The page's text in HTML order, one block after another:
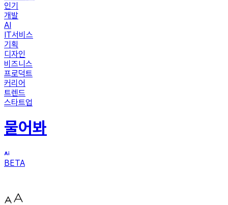
인기
개발
AI
IT서비스
기획
디자인
비즈니스
프로덕트
커리어
트렌드
스타트업
물어봐
BETA